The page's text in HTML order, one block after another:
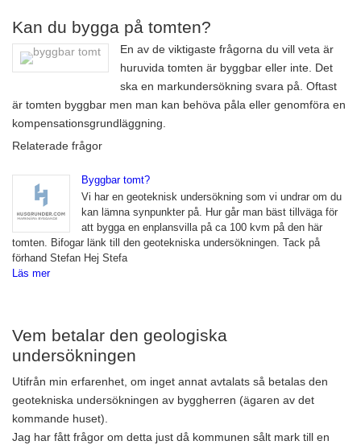
Kan du bygga på tomten?
En av de viktigaste frågorna du vill veta är
huruvida tomten är byggbar eller inte. Det
ska en markundersökning svara på. Oftast
är tomten byggbar men man kan behöva påla eller genomföra en
kompensationsgrundläggning.
Relaterade frågor
Byggbar tomt?
Vi har en geoteknisk undersökning som vi undrar om du
kan lämna synpunkter på. Hur går man bäst tillväga för
att bygga en enplansvilla på ca 100 kvm på den här
tomten. Bifogar länk till den geotekniska undersökningen. Tack på
förhand Stefan Hej Stefa
Läs mer
Vem betalar den geologiska
undersökningen
Utifrån min erfarenhet, om inget annat avtalats så betalas den
geotekniska undersökningen av byggherren (ägaren av det
kommande huset).
Jag har fått frågor om detta just då kommunen sålt mark till en